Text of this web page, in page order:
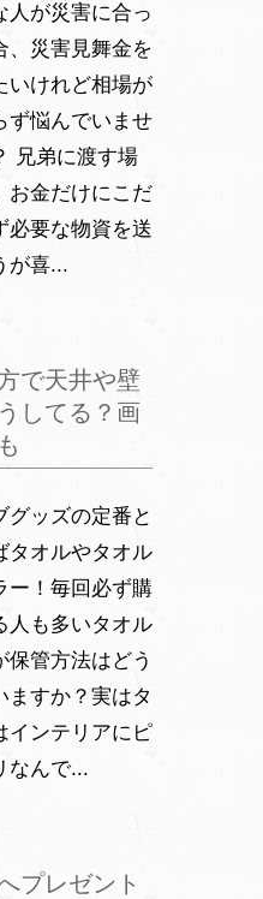
人が災害に合っ
、災害見舞金を
いけれど相場が
ず悩んでいませ
兄弟に渡す場
お金だけにこだ
必要な物資を送
が喜...
で天井や壁
してる？画
グッズの定番と
タオルやタオル
ー！毎回必ず購
人も多いタオル
保管方法はどう
ますか？実はタ
インテリアにピ
なんで...
プレゼント